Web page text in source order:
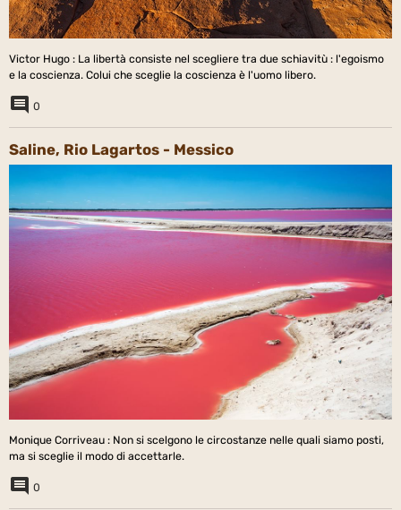
Victor Hugo : La libertà consiste nel scegliere tra due schiavitù : l'egoismo
e la coscienza. Colui che sceglie la coscienza è l'uomo libero.
0
Saline, Rio Lagartos - Messico
Monique Corriveau : Non si scelgono le circostanze nelle quali siamo posti,
ma si sceglie il modo di accettarle.
0